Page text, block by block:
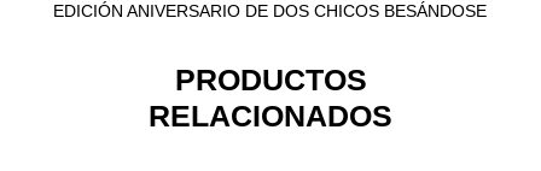
EDICIÓN ANIVERSARIO DE DOS CHICOS BESÁNDOSE
PRODUCTOS
RELACIONADOS